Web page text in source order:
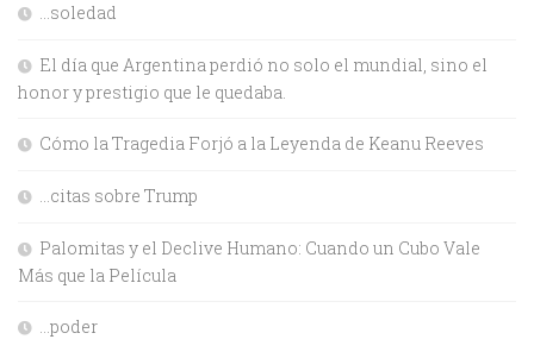
…soledad
El día que Argentina perdió no solo el mundial, sino el
honor y prestigio que le quedaba.
Cómo la Tragedia Forjó a la Leyenda de Keanu Reeves
…citas sobre Trump
Palomitas y el Declive Humano: Cuando un Cubo Vale
Más que la Película
…poder